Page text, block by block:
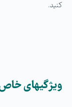
کنید.
ویژگی­های